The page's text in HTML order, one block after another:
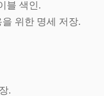
블 색인.
위한 명세 저장.
.